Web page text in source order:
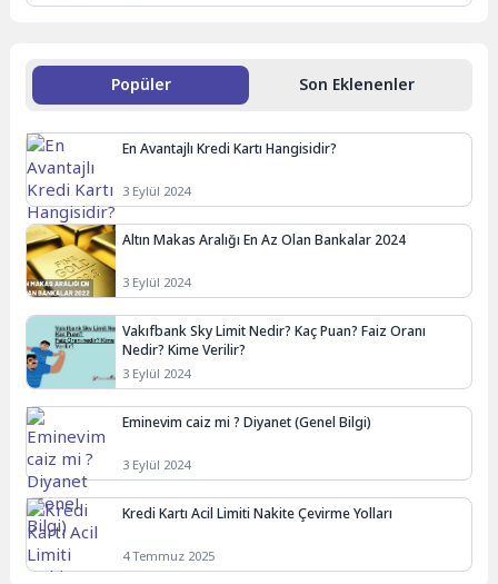
Popüler Son Eklenenler
En Avantajlı Kredi Kartı Hangisidir?
3 Eylül 2024
Altın Makas Aralığı En Az Olan Bankalar 2024
3 Eylül 2024
Vakıfbank Sky Limit Nedir? Kaç Puan? Faiz Oranı
Nedir? Kime Verilir?
3 Eylül 2024
Eminevim caiz mi ? Diyanet (Genel Bilgi)
3 Eylül 2024
Kredi Kartı Acil Limiti Nakite Çevirme Yolları
4 Temmuz 2025